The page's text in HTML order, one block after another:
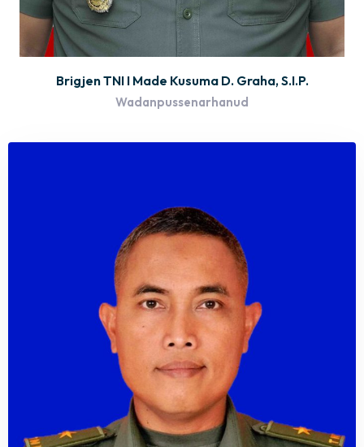
Brigjen TNI I Made Kusuma D. Graha, S.I.P.
Wadanpussenarhanud